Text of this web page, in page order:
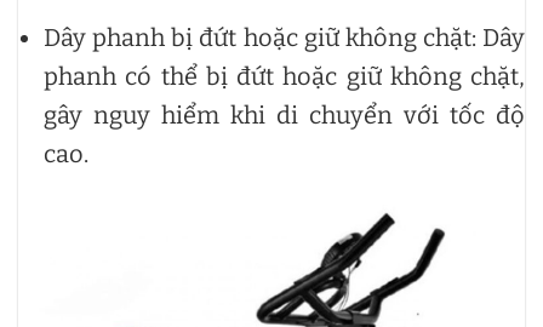
Dây phanh bị đứt hoặc giữ không chặt: Dây
phanh có thể bị đứt hoặc giữ không chặt,
gây nguy hiểm khi di chuyển với tốc độ
cao.